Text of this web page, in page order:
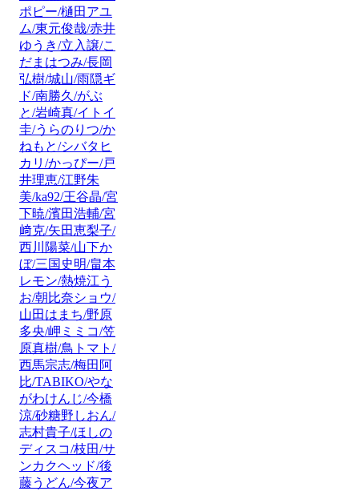
ポピー/樋田アユ
ム/東元俊哉/赤井
ゆうき/立入譲/こ
だまはつみ/長岡
弘樹/城山/雨隠ギ
ド/南勝久/がぶ
と/岩崎真/イトイ
圭/うらのりつ/か
ねもと/シバタヒ
カリ/かっぴー/戸
井理恵/江野朱
美/ka92/王谷晶/宮
下暁/濱田浩輔/宮
﨑克/矢田恵梨子/
西川陽菜/山下か
ぼ/三国史明/畠本
レモン/熱焼江う
お/朝比奈ショウ/
山田はまち/野原
多央/岬ミミコ/笠
原真樹/鳥トマト/
西馬宗志/梅田阿
比/TABIKO/やな
がわけんじ/今橋
涼/砂糖野しおん/
志村貴子/ほしの
ディスコ/枝田/サ
ンカクヘッド/後
藤うどん/今夜ア